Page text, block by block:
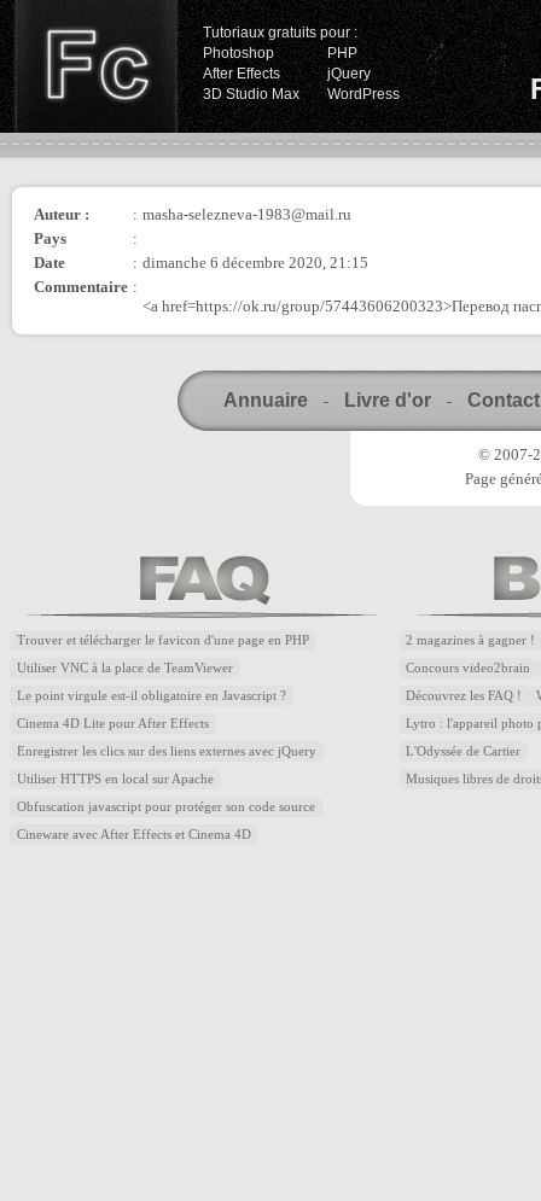
Tutoriaux gratuits pour :
Photoshop
PHP
After Effects
jQuery
3D Studio Max
WordPress
Auteur : : masha-selezneva-1983@mail.ru
Pays
:
Date
: dimanche 6 décembre 2020, 21:15
Commentaire :
<a href=https://ok.ru/group/57443606200323>Перевод
Annuaire - Livre d'or - Contact
© 2007-
Page
Trouver et télécharger le favicon d'une page en PHP
Utiliser VNC à la place de TeamViewer
Le point virgule est-il obligatoire en Javascript ?
Cinema 4D Lite pour After Effects
Enregistrer les clics sur des liens externes avec jQuery
Utiliser HTTPS en local sur Apache
Obfuscation javascript pour protéger son code source
Cineware avec After Effects et Cinema 4D
2 magazines à gagner !
Concours video2brain
Découvrez les FAQ !
Lytro : l'appareil photo
L'Odyssée de Cartier
Musiques libres de